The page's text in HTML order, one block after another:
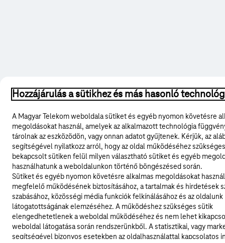
Hozzájárulás a sütikhez és más hasonló
A Magyar Telekom weboldala sütiket és egyéb nyomon követésre
megoldásokat használ, amelyek az alkalmazott technológia
tárolnak az eszközödön, vagy onnan adatot gyűjtenek. Kérjük, az
segítségével nyilatkozz arról, hogy az oldal működéséhez
bekapcsolt sütiken felül milyen választható sütiket és egyéb
használhatunk a weboldalunkon történő böngészésed során.
Sütiket és egyéb nyomon követésre alkalmas megoldásokat
megfelelő működésének biztosításához, a tartalmak és hirdetések
szabásához, közösségi média funkciók felkínálásához és az oldalunk
látogatottságának elemzéséhez. A működéshez szükséges sütik
elengedhetetlenek a weboldal működéséhez és nem lehet
weboldal látogatása során rendszerünkből. A statisztikai, vagy
segítségével bizonyos esetekben az oldalhasználattal kapcsolatos